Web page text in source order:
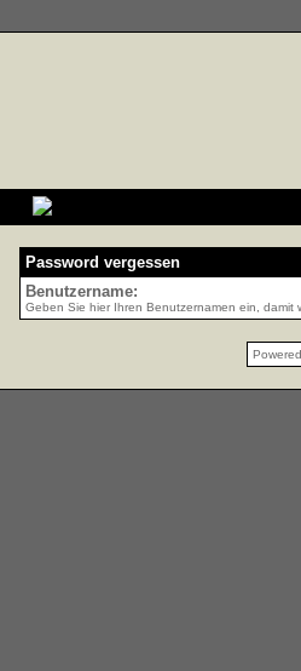
Password vergessen
Benutzername:
Geben Sie hier Ihren Benutzernamen ein,